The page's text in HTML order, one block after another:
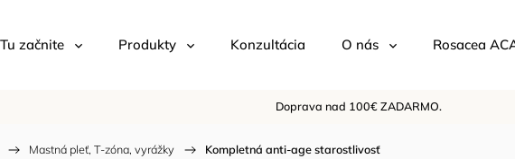
Tu začnite Produkty Konzultácia O nás Rosacea
Doprava nad 100€ ZADARMO.
/ Mastná pleť, T-zóna, vyrážky / Kompletná anti-age starostlivosť